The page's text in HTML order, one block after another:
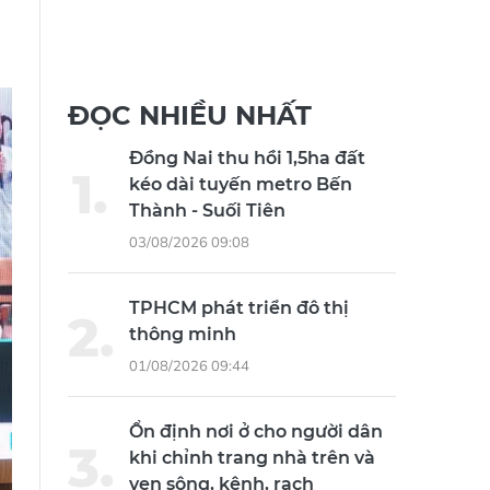
ĐỌC NHIỀU NHẤT
Đồng Nai thu hồi 1,5ha đất
kéo dài tuyến metro Bến
Thành - Suối Tiên
03/08/2026 09:08
TPHCM phát triển đô thị
thông minh
01/08/2026 09:44
Ổn định nơi ở cho người dân
khi chỉnh trang nhà trên và
ven sông, kênh, rạch